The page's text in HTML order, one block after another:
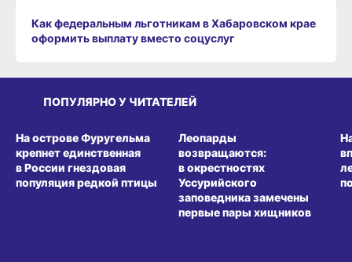
Как федеральным льготникам в Хабаровском крае
оформить выплату вместо соцуслуг
ПОПУЛЯРНО У ЧИТАТЕЛЕЙ
На острове Фуругельма
крепнет единственная
в России гнездовая
популяция редкой птицы
Леопарды
возвращаются:
в окрестностях
Уссурийского
заповедника замечены
первые пары хищников